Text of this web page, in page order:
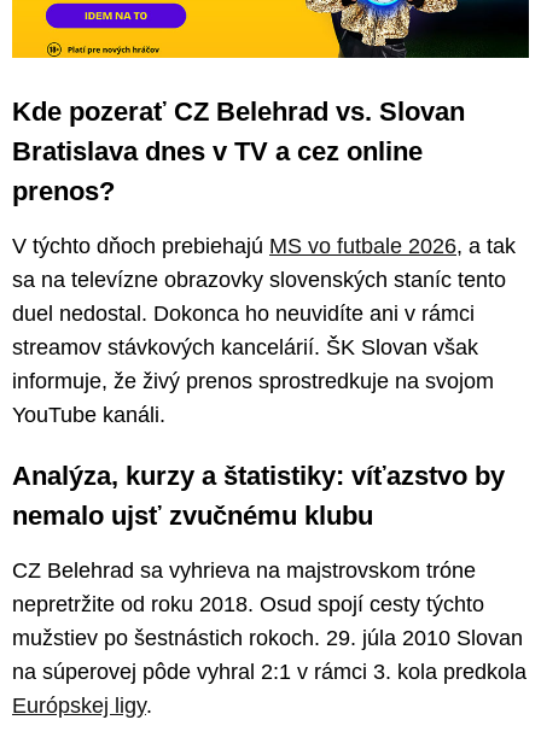
Kde pozerať CZ Belehrad vs. Slovan
Bratislava dnes v TV a cez online
prenos?
V týchto dňoch prebiehajú MS vo futbale 2026, a tak
sa na televízne obrazovky slovenských staníc tento
duel nedostal. Dokonca ho neuvidíte ani v rámci
streamov stávkových kancelárií. ŠK Slovan však
informuje, že živý prenos sprostredkuje na svojom
YouTube kanáli.
Analýza, kurzy a štatistiky: víťazstvo by
nemalo ujsť zvučnému klubu
CZ Belehrad sa vyhrieva na majstrovskom tróne
nepretržite od roku 2018. Osud spojí cesty týchto
mužstiev po šestnástich rokoch. 29. júla 2010 Slovan
na súperovej pôde vyhral 2:1 v rámci 3. kola predkola
Európskej ligy.